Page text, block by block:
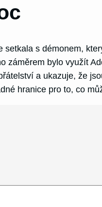
s démonem,
bylo využít
a ukazuje, že
hranice pro to, co